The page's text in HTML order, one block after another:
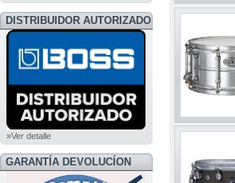
DISTRIBUIDOR AUTORIZADO
BOSS
»Ver detalle
GARANTÍA DEVOLUCÍON